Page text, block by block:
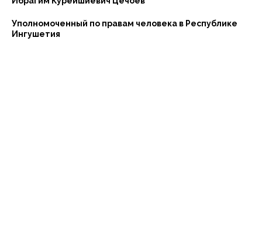
Уполномоченный по правам человека в Республике
Ингушетия